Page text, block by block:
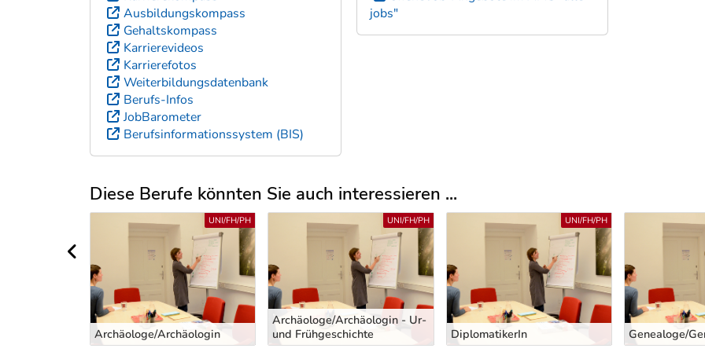
Ausbildungskompass
Gehaltskompass
Karrierevideos
Karrierefotos
Weiterbildungsdatenbank
Berufs-Infos
JobBarometer
Berufsinformationssystem (BIS)
jobs"
Diese Berufe könnten Sie auch interessieren ...
Uber weitere Berufsvorschläge
Archäologe/Archäologin
UNI/FH/PH
Archäologe/Archäologin - Ur-
und Frühgeschichte
UNI/FH/PH
DiplomatikerIn
UNI/FH/PH
Genealoge/
vorheriger Bereich